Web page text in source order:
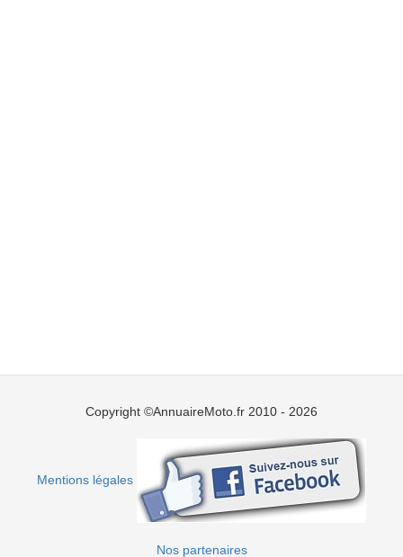
Copyright ©AnnuaireMoto.fr 2010 - 2026
Mentions légales
Nos partenaires